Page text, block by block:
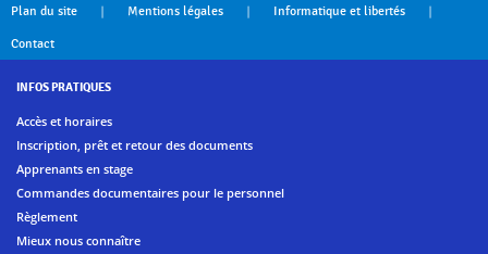
Plan du site | Mentions légales | Informatique et libertés |
Contact
INFOS PRATIQUES
Accès et horaires
Inscription, prêt et retour des documents
Apprenants en stage
Commandes documentaires pour le personnel
Règlement
Mieux nous connaître